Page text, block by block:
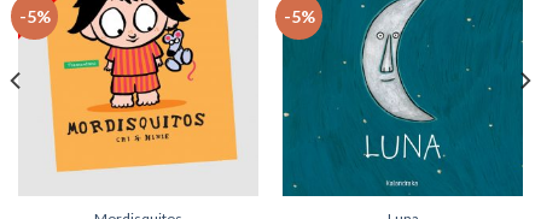
-5%
Añadir
a la
lista
de
deseos
-5%